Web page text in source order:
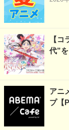
【
代”
アニ
プ【